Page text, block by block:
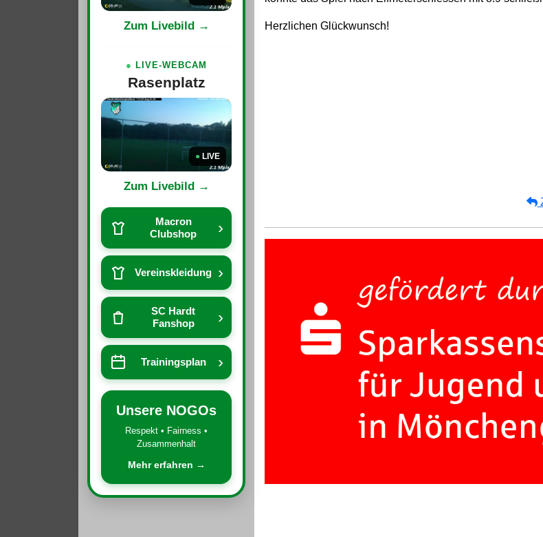
Zum Livebild →
● LIVE-WEBCAM
Rasenplatz
● LIVE
Zum Livebild →
Macron
Clubshop
›
Vereinskleidung ›
SC Hardt
Fanshop
›
Trainingsplan ›
Unsere NOGOs
Respekt • Fairness •
Zusammenhalt
Mehr erfahren →
Herzlichen Glückwunsch!